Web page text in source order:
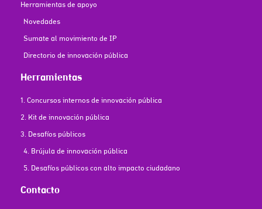
Herramientas de apoyo
Novedades
Sumate al movimiento de IP
Directorio de innovación pública
Herramientas
1. Concursos internos de innovación pública
2. Kit de innovación pública
3. Desafíos públicos
4. Brújula de innovación pública
5. Desafíos públicos con alto impacto ciudadano
Contacto